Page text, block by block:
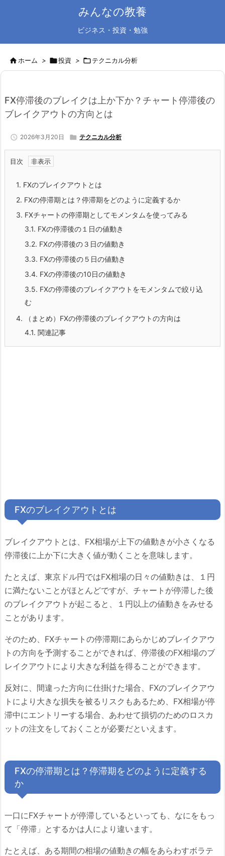
みんなの教養
ビジネス・投資・勉強
ホーム > 投資 > テクニカル分析
FX停滞後のブレイクは上か下か？チャート停滞後の
ブレイクアウトの方向とは
 2026年3月20日  テクニカル分析
目次
1. FXのブレイクアウトとは
2. FXの停滞期とは？停滞期をどのように定義するか
3. FXチャートの停滞期としてモメンタムを使ってみる
3.1. FXの停滞後の１日の値動き
3.2. FXの停滞後の３日の値動き
3.3. FXの停滞後の５日の値動き
3.4. FXの停滞後の10日の値動き
3.5. FXの停滞後のブレイクアウトをモメンタムで絞り込
む
4. （まとめ）FXの停滞後のブレイクアウトの方向は
4.1. 関連記事
FXのブレイクアウトとは
ブレイクアウトとは、FX相場が上下の値動きが小さくなる
停滞後に上か下に大きく値が動くことを意味します。
たとえば、東京ドル円ではFX相場の日々の値動きは、１円
に満たないことがほとんどですが、チャートが停滞した後
のブレイクアウトが起こると、１円以上の値動きをみせる
ことがあります。
そのため、FXチャートの停滞期にあらかじめブレイクアウ
トの方向を予測することができれば、停滞後のFX相場のブ
レイクアウトにより大きな利益を得ることができます。
反対に、間違った方向に仕掛けた場合、FXのブレイクアウ
トにより大きな損失を被るリスクもあるため、FX相場が停
滞中にエントリーする場合、あわせて損切のためのロスカ
ットの注文をしておくことが必要だといえます。
FXの停滞期とは？停滞期をどのように定義する
か
一口にFXチャートが停滞しているといっても、なにをもっ
て「停滞」とするかは人により違います。
たとえば、ある期間の相場の値動きの幅をあらわすボラテ